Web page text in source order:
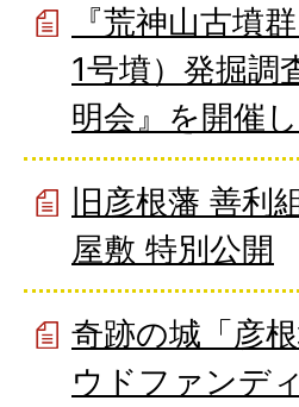
『荒神山古墳
1号墳）発掘調
明会』を開催し
旧彦根藩 善利
屋敷 特別公開
奇跡の城「彦
ウドファンデ